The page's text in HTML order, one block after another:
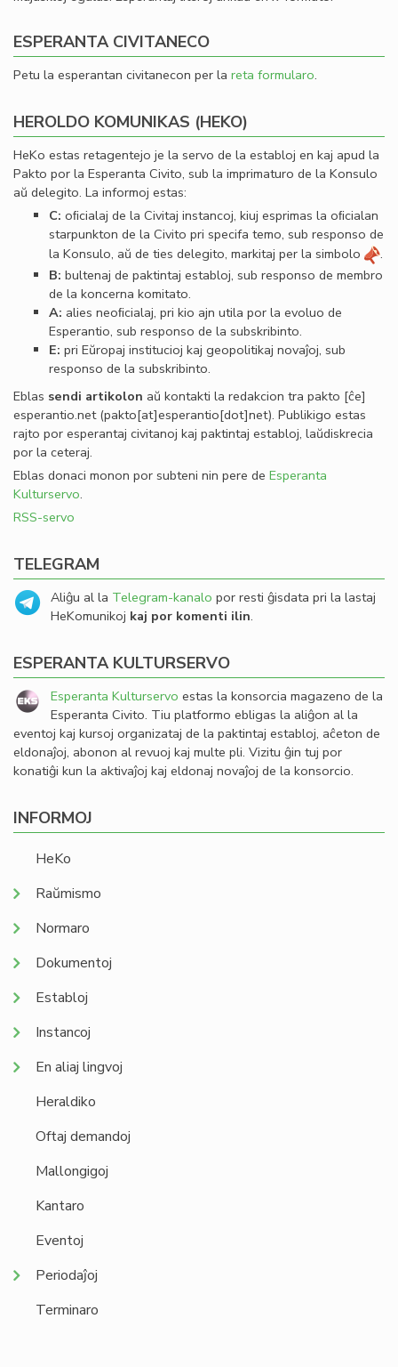
ESPERANTA CIVITANECO
Petu la esperantan civitanecon per la reta formularo.
HEROLDO KOMUNIKAS (HEKO)
HeKo estas retagentejo je la servo de la establoj en kaj apud la
Pakto por la Esperanta Civito, sub la imprimaturo de la Konsulo
aŭ delegito. La informoj estas:
C: oﬁcialaj de la Civitaj instancoj, kiuj esprimas la oﬁcialan
starpunkton de la Civito pri specifa temo, sub responso de
la Konsulo, aŭ de ties delegito, markitaj per la simbolo
.
B: bultenaj de paktintaj establoj, sub responso de membro
de la koncerna komitato.
A: alies neoﬁcialaj, pri kio ajn utila por la evoluo de
Esperantio, sub responso de la subskribinto.
E: pri Eŭropaj institucioj kaj geopolitikaj novaĵoj, sub
responso de la subskribinto.
Eblas sendi artikolon aŭ kontakti la redakcion tra pakto [ĉe]
esperantio.net(pakto[at]esperantio[dot]net). Publikigo estas
rajto por esperantaj civitanoj kaj paktintaj establoj, laŭdiskrecia
por la ceteraj.
Eblas donaci monon por subteni nin pere de Esperanta
Kulturservo.
RSS-servo
TELEGRAM
Aliĝu al la Telegram-kanalo por resti ĝisdata pri la lastaj
HeKomunikoj kaj por komenti ilin.
ESPERANTA KULTURSERVO
Esperanta Kulturservo estas la konsorcia magazeno de la
Esperanta Civito. Tiu platformo ebligas la aliĝon al la
eventoj kaj kursoj organizataj de la paktintaj establoj, aĉeton de
eldonaĵoj, abonon al revuoj kaj multe pli. Vizitu ĝin tuj por
konatiĝi kun la aktivaĵoj kaj eldonaj novaĵoj de la konsorcio.
INFORMOJ
HeKo
Raŭmismo
Normaro
Dokumentoj
Establoj
Instancoj
En aliaj lingvoj
Heraldiko
Oftaj demandoj
Mallongigoj
Kantaro
Eventoj
Periodaĵoj
Terminaro